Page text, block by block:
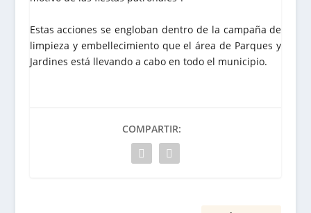
Estas acciones se engloban dentro de la campaña de
limpieza y embellecimiento que el área de Parques y
Jardines está llevando a cabo en todo el municipio.
COMPARTIR: